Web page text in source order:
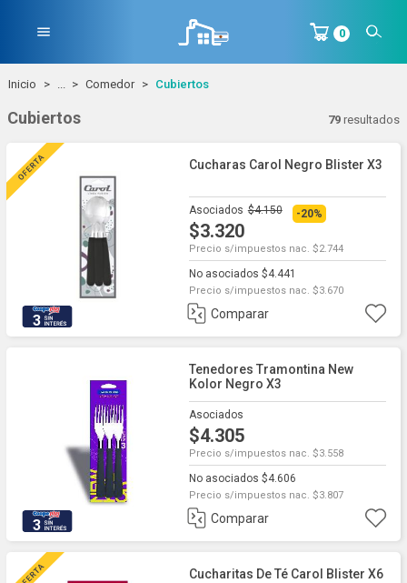
menu 0
Inicio Comedor Cubiertos
Cubiertos 79 resultados
3
Cucharas Carol Negro Blister X3
Asociados $4.150
$3.320
-20%
Precio s/impuestos nac. $2.744
No asociados $4.441
Precio s/impuestos nac. $3.670
Comparar
3
Tenedores Tramontina New
Kolor Negro X3
Asociados
$4.305
Precio s/impuestos nac. $3.558
No asociados $4.606
Precio s/impuestos nac. $3.807
Comparar
Cucharitas De Té Carol Blister X6